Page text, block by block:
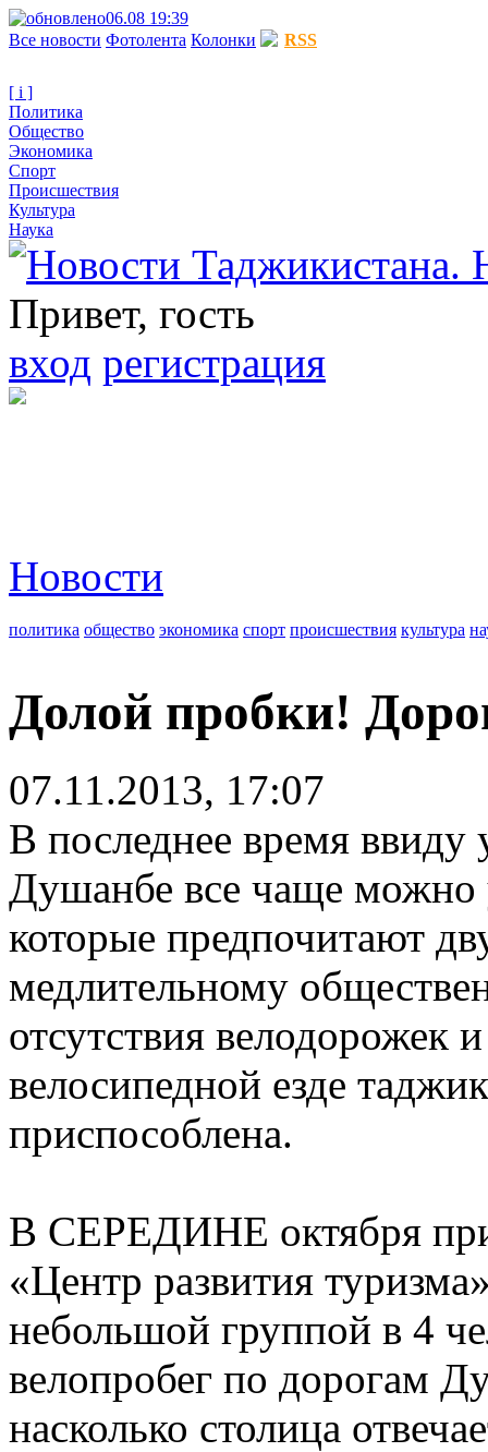
06.08 19:39
Все новости Фотолента Колонки RSS
[ i ]
Политика
Общество
Экономика
Спорт
Происшествия
Культура
Наука
Привет, гость
вход регистрация
Новости
политика общество экономика спорт происшествия культура
Долой пробки!
07.11.2013, 17:07
В последнее время ввиду
Душанбе все чаще можно
которые предпочитают
медлительному
отсутствия велодорожек
велосипедной езде
приспособлена.
В СЕРЕДИНЕ октября
«Центр развития
небольшой группой в 4
велопробег по дорогам
насколько столица